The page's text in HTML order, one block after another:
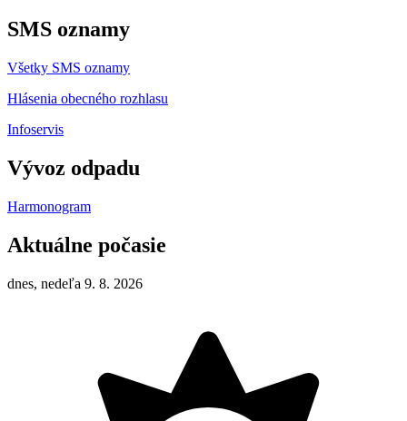
SMS oznamy
Všetky SMS oznamy
Hlásenia obecného rozhlasu
Infoservis
Vývoz odpadu
Harmonogram
Aktuálne počasie
dnes, nedeľa 9. 8. 2026